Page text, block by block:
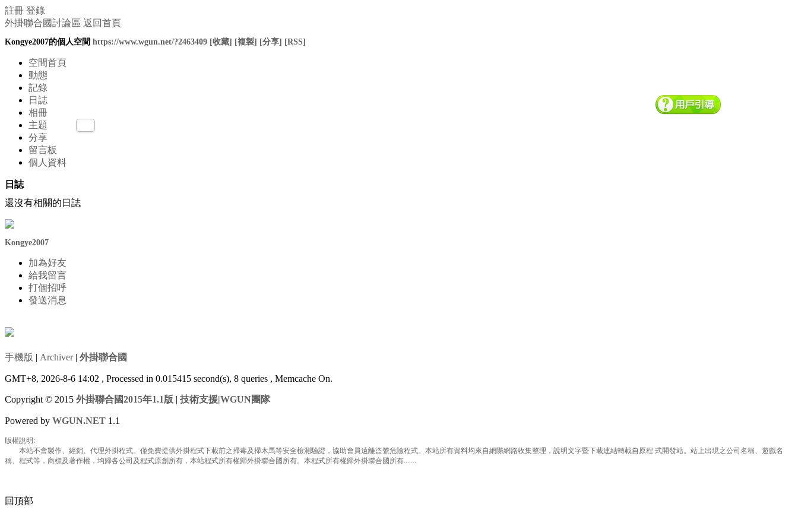
註冊 登錄
外掛聯合國討論區 返回首頁
Kongye2007的個人空間 https://www.wgun.net/?2463409 [收藏] [複製] [分享] [RSS]
空間首頁
動態
記錄
日誌
相冊
主題
分享
留言板
個人資料
日誌
還沒有相關的日誌
Kongye2007
加為好友
給我留言
打個招呼
發送消息
手機版 | Archiver| 外掛聯合國
GMT+8, 2026-8-6 14:02 , Processed in 0.015415 second(s), 8 queries , Memcache On.
Copyright © 2015 外掛聯合國2015年1.1版 | 技術支援|WGUN團隊
Powered by WGUN.NET 1.1
版權說明:
本站不會製作、經銷、代理外掛程式。僅免費提供外掛程式下載前之掃毒及掃木馬等安全檢測驗證，協助會員遠離盜號危險程式。本站所有資料均來自網際網路收集整理，說明文字暨下載連結轉載自原程 式開發站。站上出現之公司名稱、遊戲名
稱、程式等，商標及著作權，均歸各公司及程式原創所有，本站程式所有權歸外掛聯合國所有。本程式所有權歸外掛聯合國所有.......
回頂部